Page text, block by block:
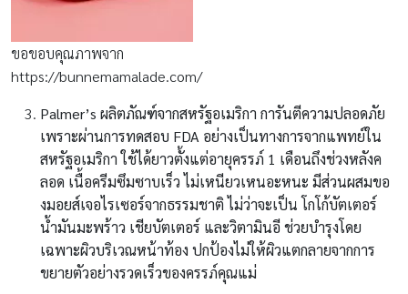
ขอขอบคุณภาพจาก
https://bunnemamalade.com/
Palmer’s ผลิตภัณฑ์จากสหรัฐอเมริกา การันตีความปลอดภัย
เพราะผ่านการทดสอบ FDA อย่างเป็นทางการจากแพทย์ใน
สหรัฐอเมริกา ใช้ได้ยาวตั้งแต่อายุครรภ์ 1 เดือนถึงช่วงหลังค
ลอด เนื้อครีมซึมซาบเร็ว ไม่เหนียวเหนอะหนะ มีส่วนผสมขอ
งมอยส์เจอไรเซอร์จากธรรมชาติ ไม่ว่าจะเป็น โกโก้บัตเตอร์
น้ำมันมะพร้าว เชียบัตเตอร์ และวิตามินอี ช่วยบำรุงโดย
เฉพาะผิวบริเวณหน้าท้อง ปกป้องไม่ให้ผิวแตกลายจากการ
ขยายตัวอย่างรวดเร็วของครรภ์คุณแม่